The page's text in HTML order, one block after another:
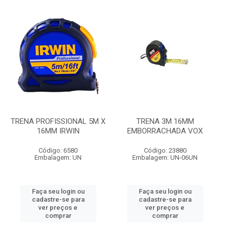
TRENA PROFISSIONAL 5M X
16MM IRWIN
Código: 6580
Embalagem: UN
Faça seu login ou
cadastre-se para
ver preços e
comprar
TRENA 3M 16MM
EMBORRACHADA VOX
Código: 23880
Embalagem: UN-06UN
Faça seu login ou
cadastre-se para
ver preços e
comprar